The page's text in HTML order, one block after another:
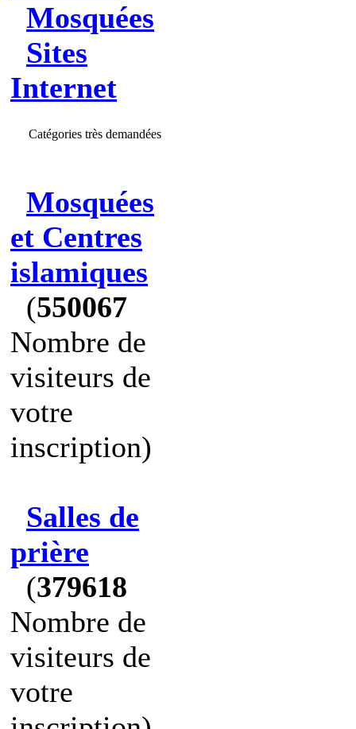
Mosquées
Sites
Internet
Catégories très demandées
Mosquées
et Centres
islamiques
(550067
Nombre de
visiteurs de
votre
inscription)
Salles de
prière
(379618
Nombre de
visiteurs de
votre